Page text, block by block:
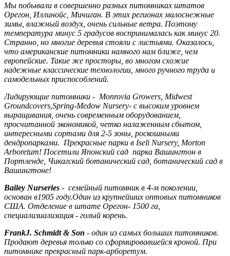
Мы побывали в совершенно разных питомниках штатов
Орегон, Иллинойс, Мичиган. В этих регионах малоснежные
зимы, влажный воздух, очень сильные ветра. Поэтому
температура минус 5 градусов воспринималась как минус 20.
Странно, но многие деревья стояли с листьями. Оказалось,
что американские питомники намного нам ближе, чем
европейские. Такие же просторы, во многом схожие
надежные классические технологии, много ручного труда и
самодельных приспособлений.
Лидирующие питомники - Monrovia Growers, Midwest
Groundcovers,Spring-Medow Nursery- с высоким уровнем
выращивания, очень современным оборудованием,
просчитанной экономикой, четко налаженным сбытом,
интересными сортами для 2-5 зоны, роскошными
дендропарками. Прекрасные парки в Iseli Nursery, Morton
Arboretum! Посетили Японский сад парка Вашингтон в
Портленде, Чикагский ботанический сад, ботанический сад в
Вашингтоне!
Bailey Nurseries - семейный питомник в 4-м поколении,
основан в1905 году.Один из крупнейших оптовых питомников
США. Отделение в штате Орегон- 1500 га,
специализиализация - голый корень.
FrankJ. Schmidt & Son - один из самых больших питомников.
Продают деревья только со сформировавшейся кроной. При
питомнике прекрасный парк-арборетум.